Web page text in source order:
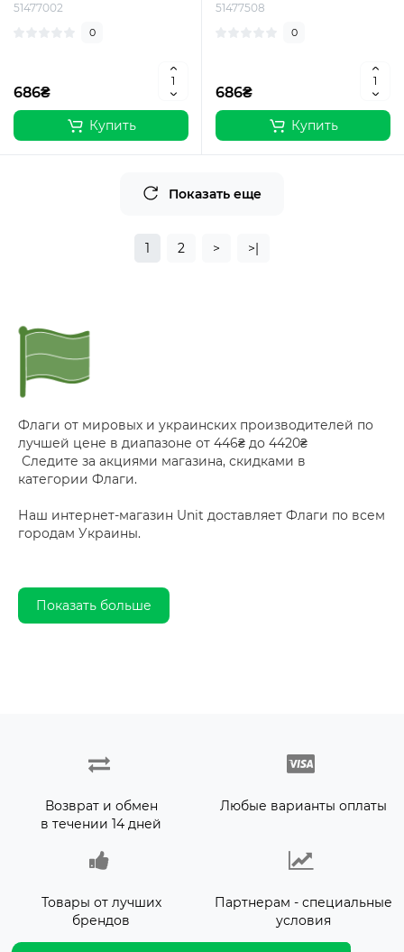
51477002
0
686₴
Купить
51477508
0
686₴
Купить
Показать еще
1 2 > >|
Флаги от мировых и украинских производителей по
лучшей цене в диапазоне от 446₴ до 4420₴
Следите за акциями магазина, скидками в
категории Флаги.
Наш интернет-магазин Unit доставляет Флаги по всем
городам Украины.
Показать больше
Возврат и обмен
в течении 14 дней
Любые варианты оплаты
Товары от лучших
брендов
Партнерам - специальные
условия